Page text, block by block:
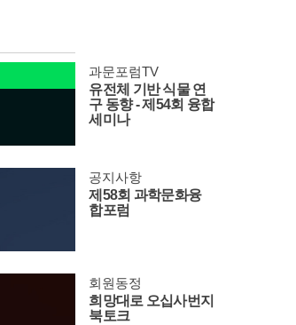
과문포럼TV
유전체 기반 식물 연
구 동향 - 제54회 융합
세미나
공지사항
제58회 과학문화융
합포럼
회원동정
희망대로 오십사번지
북토크